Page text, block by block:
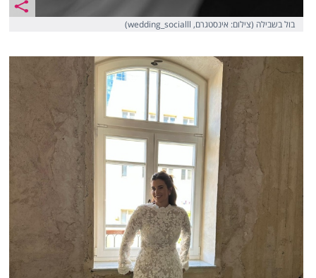
בול בשבילה (צילום: אינסטגרם, wedding_socialll)